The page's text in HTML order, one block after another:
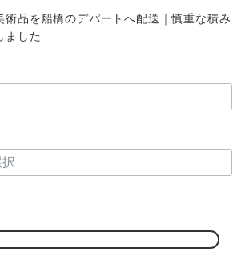
術品を船橋のデパートへ配送｜慎重な積み
ました